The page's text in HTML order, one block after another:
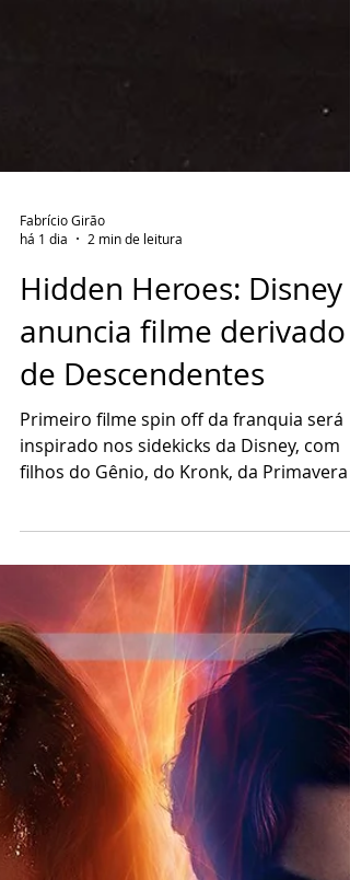
há 1 dia
2 min de leitura
Hidden Heroes: Disney
anuncia filme derivado
de Descendentes
Primeiro filme spin off da franquia será
inspirado nos sidekicks da Disney, com
do Lumiere. Divulgação/Disney Kids &
Family A Disney anunciou nesta sexta-
feira (07) Hidden Heroes, spin off da
franquia Descendentes que vai começar
ser filmado na semana que vem.
derivado da franquia, ele vai apresentar
uma nova escola e personagens
inspirados nos sidekicks da Disney, os
personagens secundários que ajudam os
heróis nas históri